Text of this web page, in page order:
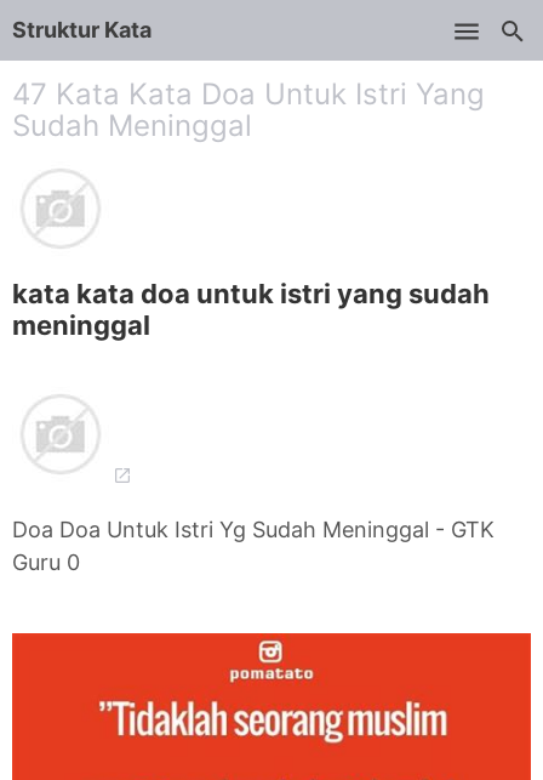
Struktur Kata
47 Kata Kata Doa Untuk Istri Yang
Sudah Meninggal
kata kata doa untuk istri yang sudah
meninggal
Doa Doa Untuk Istri Yg Sudah Meninggal - GTK
Guru 0